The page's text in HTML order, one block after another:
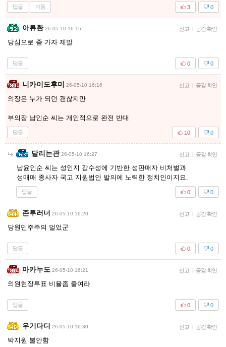
답글 이동 0
3
아류환 26-05-10 16:15 신고 | 공감 확인
당심으로 좀 가자 제발
답글 0
0
니카이도후미 26-05-10 16:16 신고 | 공감 확인
의장은 누가 되던 괜찮지만
부의장 남인순 씨는 개인적으로 완전 반대
답글 0
10
달리는관 26-05-10 16:27 신고 | 공감 확인
남윤인순 씨는 성인지 감수성에 기반한 성판매자 비처벌과
성매매 종사자 국고 지원법안 발의에 노력한 정치인이지요.
답글 0
0
존투러너 26-05-10 16:20 신고 | 공감 확인
당원민주주의 멀었군
답글 0
0
마카누도 26-05-10 16:21 신고 | 공감 확인
의원현장투표 비율좀 줄여라
답글 0
0
우기다디 26-05-10 16:30 신고 | 공감 확인
박지원 불안함